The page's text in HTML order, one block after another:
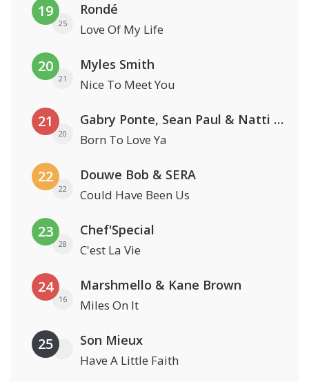
19
25
Rondé
Love Of My Life
20
21
Myles Smith
Nice To Meet You
21
20
Gabry Ponte, Sean Paul & Natti Natasha
Born To Love Ya
22
22
Douwe Bob & SERA
Could Have Been Us
23
28
Chef'Special
C'est La Vie
24
16
Marshmello & Kane Brown
Miles On It
25 Son Mieux
Have A Little Faith